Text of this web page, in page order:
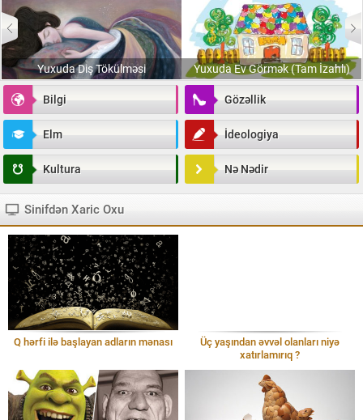
Yuxuda Diş Tökülməsi Yuxuda Ev Görmək (Tam İzahlı)
Bilgi Gözəllik
Elm İdeologiya
Kultura Nə Nədir
Sinifdən Xaric Oxu
Q hərfi ilə başlayan adların mənası
Üç yaşından əvvəl olanları niyə
xatırlamırıq ?